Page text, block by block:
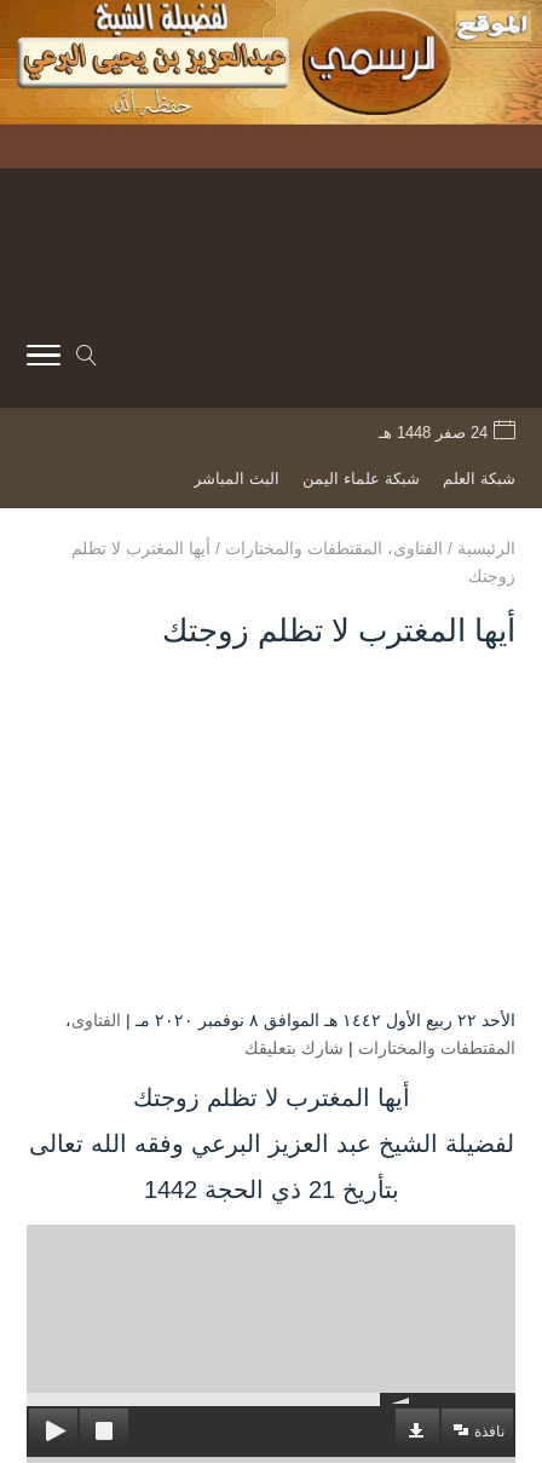
24 صفر 1448 هـ
شبكة العلم شبكة علماء اليمن البث المباشر
الرئيسية / الفتاوى، المقتطفات والمختارات / أيها المغترب لا تظلم
زوجتك
أيها المغترب لا تظلم زوجتك
الأحد ۲۲ ربيع الأول ۱٤٤۲ هـ الموافق ۸ نوفمبر ۲۰۲۰ مـ | الفتاوى،
المقتطفات والمختارات | شارك بتعليقك
أيها المغترب لا تظلم زوجتك
لفضيلة الشيخ عبد العزيز البرعي وفقه الله تعالى
بتأريخ 21 ذي الحجة 1442
نافذة